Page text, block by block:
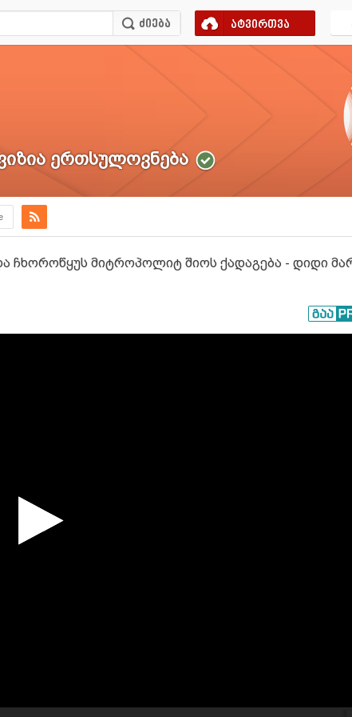
ატვირთვა
ერთსულოვნება
ჩხოროწყუს მიტროპოლიტ შიოს ქადაგება - დიდი